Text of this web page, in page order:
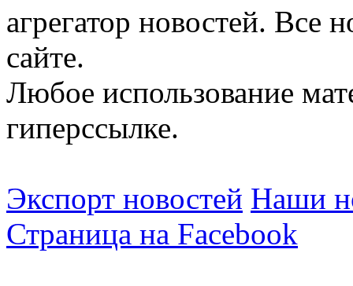
агрегатор новостей. Все
сайте.
Любое использование
гиперссылке.
Экспорт новостей Наши
Страница на Facebook